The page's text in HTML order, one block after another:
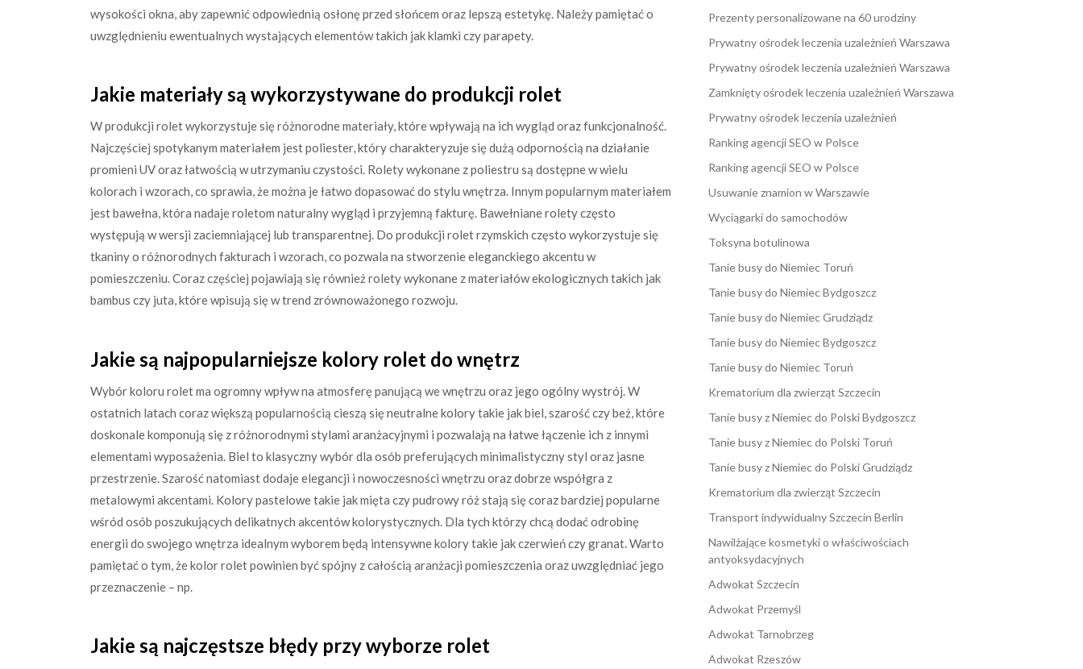
wysokości okna, aby zapewnić odpowiednią osłonę przed słońcem oraz lepszą estetykę. Należy pamiętać o
uwzględnieniu ewentualnych wystających elementów takich jak klamki czy parapety.
Jakie materiały są wykorzystywane do produkcji rolet
W produkcji rolet wykorzystuje się różnorodne materiały, które wpływają na ich wygląd oraz funkcjonalność.
Najczęściej spotykanym materiałem jest poliester, który charakteryzuje się dużą odpornością na działanie
promieni UV oraz łatwością w utrzymaniu czystości. Rolety wykonane z poliestru są dostępne w wielu
kolorach i wzorach, co sprawia, że można je łatwo dopasować do stylu wnętrza. Innym popularnym materiałem
jest bawełna, która nadaje roletom naturalny wygląd i przyjemną fakturę. Bawełniane rolety często
występują w wersji zaciemniającej lub transparentnej. Do produkcji rolet rzymskich często wykorzystuje się
tkaniny o różnorodnych fakturach i wzorach, co pozwala na stworzenie eleganckiego akcentu w
pomieszczeniu. Coraz częściej pojawiają się również rolety wykonane z materiałów ekologicznych takich jak
bambus czy juta, które wpisują się w trend zrównoważonego rozwoju.
Jakie są najpopularniejsze kolory rolet do wnętrz
Wybór koloru rolet ma ogromny wpływ na atmosferę panującą we wnętrzu oraz jego ogólny wystrój. W
ostatnich latach coraz większą popularnością cieszą się neutralne kolory takie jak biel, szarość czy beż, które
doskonale komponują się z różnorodnymi stylami aranżacyjnymi i pozwalają na łatwe łączenie ich z innymi
elementami wyposażenia. Biel to klasyczny wybór dla osób preferujących minimalistyczny styl oraz jasne
przestrzenie. Szarość natomiast dodaje elegancji i nowoczesności wnętrzu oraz dobrze współgra z
metalowymi akcentami. Kolory pastelowe takie jak mięta czy pudrowy róż stają się coraz bardziej popularne
wśród osób poszukujących delikatnych akcentów kolorystycznych. Dla tych którzy chcą dodać odrobinę
energii do swojego wnętrza idealnym wyborem będą intensywne kolory takie jak czerwień czy granat. Warto
pamiętać o tym, że kolor rolet powinien być spójny z całością aranżacji pomieszczenia oraz uwzględniać jego
przeznaczenie – np.
Jakie są najczęstsze błędy przy wyborze rolet
Prezenty personalizowane na 60 urodziny
Prywatny ośrodek leczenia uzależnień Warszawa
Prywatny ośrodek leczenia uzależnień Warszawa
Zamknięty ośrodek leczenia uzależnień Warszawa
Prywatny ośrodek leczenia uzależnień
Ranking agencji SEO w Polsce
Ranking agencji SEO w Polsce
Usuwanie znamion w Warszawie
Wyciągarki do samochodów
Toksyna botulinowa
Tanie busy do Niemiec Toruń
Tanie busy do Niemiec Bydgoszcz
Tanie busy do Niemiec Grudziądz
Tanie busy do Niemiec Bydgoszcz
Tanie busy do Niemiec Toruń
Krematorium dla zwierząt Szczecin
Tanie busy z Niemiec do Polski Bydgoszcz
Tanie busy z Niemiec do Polski Toruń
Tanie busy z Niemiec do Polski Grudziądz
Krematorium dla zwierząt Szczecin
Transport indywidualny Szczecin Berlin
Nawilżające kosmetyki o właściwościach
antyoksydacyjnych
Adwokat Szczecin
Adwokat Przemyśl
Adwokat Tarnobrzeg
Adwokat Rzeszów